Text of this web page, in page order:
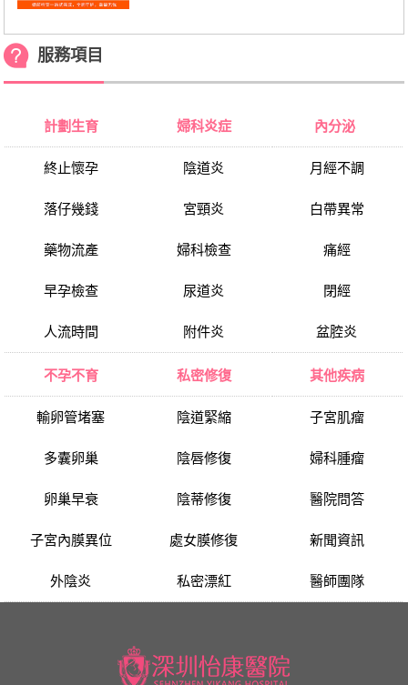
服務項目
計劃生育
終止懷孕
落仔幾錢
藥物流產
早孕檢查
人流時間
婦科炎症
陰道炎
宮頸炎
婦科檢查
尿道炎
附件炎
內分泌
月經不調
白帶異常
痛經
閉經
盆腔炎
不孕不育
輸卵管堵塞
多囊卵巢
卵巢早衰
子宮內膜異位
外陰炎
私密修復
陰道緊縮
陰唇修復
陰蒂修復
處女膜修復
私密漂紅
其他疾病
子宮肌瘤
婦科腫瘤
醫院問答
新聞資訊
醫師團隊